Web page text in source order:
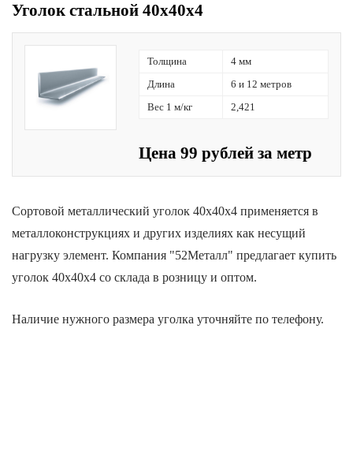
Уголок стальной 40х40х4
Толщина 4 мм
Длина 6 и 12 метров
Вес 1 м/кг 2,421
Цена 99 рублей за метр
Сортовой металлический уголок 40х40х4 применяется в
металлоконструкциях и других изделиях как несущий
нагрузку элемент. Компания "52Металл" предлагает купить
уголок 40х40х4 со склада в розницу и оптом.
Наличие нужного размера уголка уточняйте по телефону.